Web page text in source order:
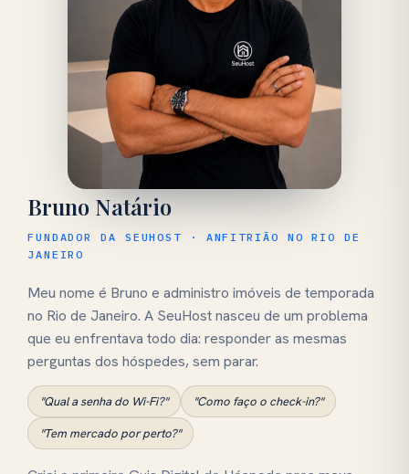
Bruno Natário
FUNDADOR DA SEUHOST · ANFITRIÃO NO RIO DE
JANEIRO
Meu nome é Bruno e administro imóveis de temporada
no Rio de Janeiro. A SeuHost nasceu de um problema
que eu enfrentava todo dia: responder as mesmas
perguntas dos hóspedes, sem parar.
"Qual a senha do Wi-Fi?" "Como faço o check-in?"
"Tem mercado por perto?"